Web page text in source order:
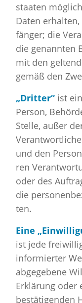
staa­ten
Daten
fän­ger; die
die ge­nann­ten
mit den
gemäß den
„Drit­ter“ ist
Per­son,
Stel­le, außer
und den
ren
oder des
die
ten.
Eine
ist jede
in­for­mier­ter
ab­ge­ge­be­ne
Er­klä­rung oder
be­stä­ti­gen­den